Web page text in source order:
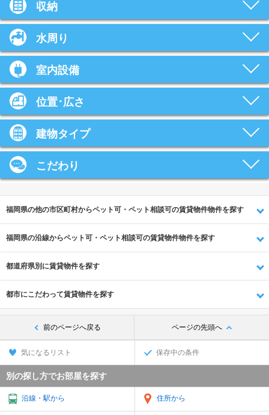
収納
水周り
室内設備
位置･広さ
建物タイプ
こだわり
福岡県の他の市区町村からペット可・ペット相談可の賃貸物件物件を探す
福岡県の沿線からペット可・ペット相談可の賃貸物件物件を探す
都道府県別に賃貸物件を探す
都市にこだわって賃貸物件を探す
前のページへ戻る ページの先頭へ
気になるリスト 保存中の条件
別の探し方でお部屋を探す
沿線・駅から 住所から